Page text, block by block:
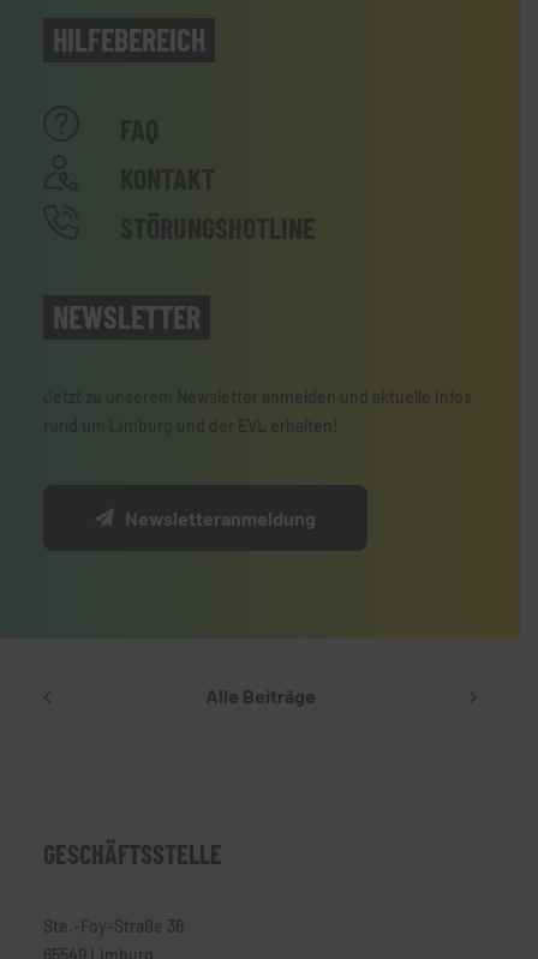
HILFEBEREICH
STÖRUNGSHOTLINE
NEWSLETTER
Jetzt zu unserem Newsletter anmelden und aktuelle Infos
rund um Limburg und der EVL erhalten!
Newsletteranmeldung
Alle Beiträge
GESCHÄFTSSTELLE
Ste.-Foy-Straße 36
65549 Limburg